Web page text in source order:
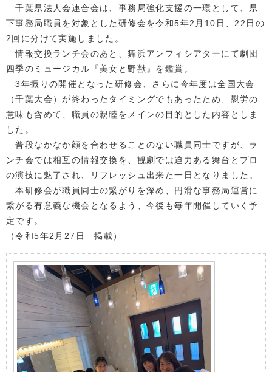
千葉県法人会連合会は、事務局強化支援の一環として、県
下事務局職員を対象とした研修会を令和5年2月10日、22日の
2回に分けて実施しました。
情報交換ランチ会のあと、舞浜アンフィシアターにて劇団
四季のミュージカル『美女と野獣』を鑑賞。
3年振りの開催となった研修会、さらに今年度は全国大会
（千葉大会）が終わったタイミングでもあったため、慰労の
意味も含めて、職員の親睦をメインの目的とした内容としま
した。
普段なかなか顔を合わせることのない職員同士ですが、ラ
ンチ会では相互の情報交換を、観劇では迫力ある舞台とプロ
の演技に魅了され、リフレッシュ出来た一日となりました。
本研修会が職員同士の繋がりを深め、円滑な事務局運営に
繋がる有意義な機会となるよう、今後も毎年開催していく予
定です。
（令和5年2月27日 掲載）